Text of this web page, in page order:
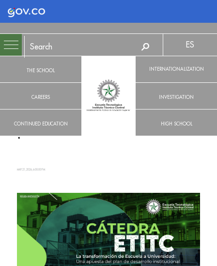
Logo Gobierno de Colombia
THE SCHOOL
CAREERS
CONTINUED EDUCATION
ES
INTERNATIONALIZATION
INVESTIGATION
HIGH SCHOOL
MAY 21, 2026, 6:00:00 PM